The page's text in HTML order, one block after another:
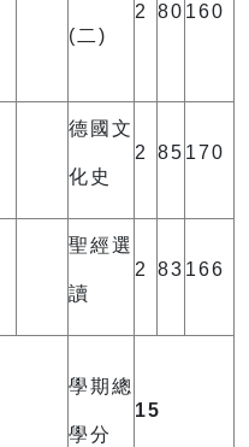
(二)
2 80 160
德國文
化史
2 85 170
聖經選
讀
2 83 166
學期總
學分
15